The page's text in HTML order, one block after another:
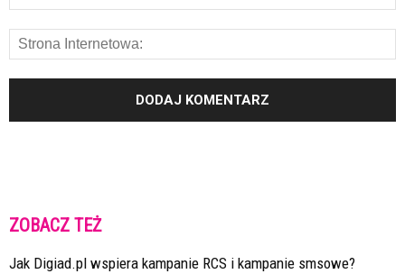
ZOBACZ TEŻ
Jak Digiad.pl wspiera kampanie RCS i kampanie smsowe?